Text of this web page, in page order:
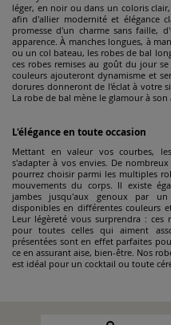
léger, en noir ou dans un coloris
afin d'allier modernité et élégance
promesse d'un charme sans faille,
apparence. À manches longues, à
ou un col bateau, les robes de bal
ces robes remises au goût du jour
couleurs ajouteront dynamisme et
dorures donneront de l'éclat à votre
La robe de bal mène le glamour à son
L'élégance en toute occasion
Mettant en valeur vos courbes,
s'adapter à vos envies. De
pourrez choisir parmi les multiples
mouvements du corps. Il existe
jambes jusqu'aux genoux par
disponibles en différentes couleurs
Leur légèreté vous surprendra :
pour toutes celles qui aiment
présentées sont en effet parfaites
ce en assurant aise, bien-être. Nos
est idéal pour un cocktail ou toute